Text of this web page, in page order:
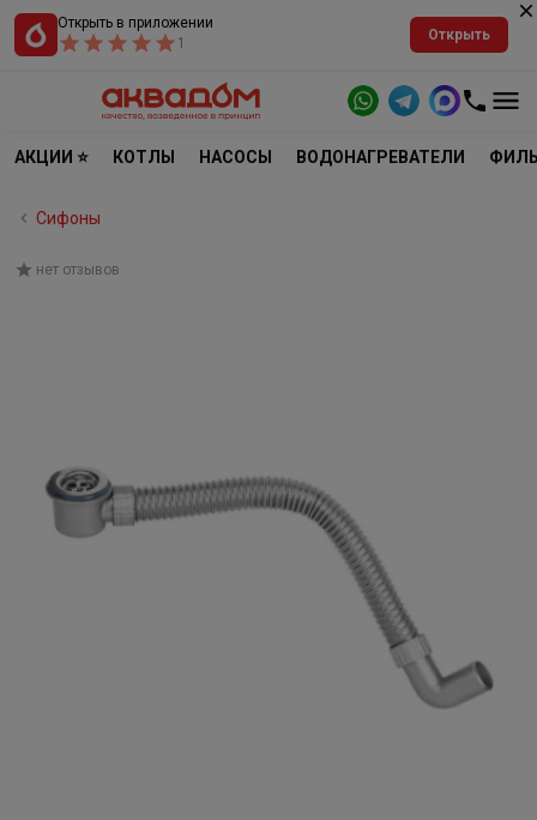
Открыть в приложении
1
Открыть
АКЦИИ ⭐ КОТЛЫ НАСОСЫ ВОДОНАГРЕВАТЕЛИ
Сифоны
нет отзывов